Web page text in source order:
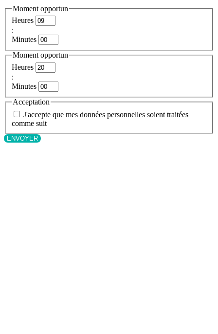
Moment opportun
Heures
:
Minutes
Moment opportun
Heures
:
Minutes
Acceptation
J'accepte que mes données personnelles soient traitées
comme suit